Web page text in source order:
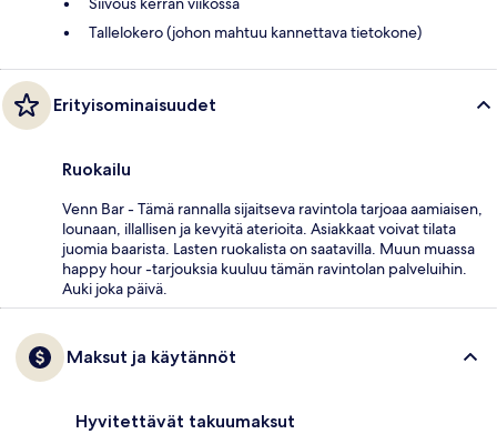
Tallelokero (johon mahtuu kannettava tietokone)
Erityisominaisuudet
Ruokailu
Venn Bar - Tämä rannalla sijaitseva ravintola tarjoaa aamiaisen,
lounaan, illallisen ja kevyitä aterioita. Asiakkaat voivat tilata
juomia baarista. Lasten ruokalista on saatavilla. Muun muassa
happy hour -tarjouksia kuuluu tämän ravintolan palveluihin.
Auki joka päivä.
Maksut ja käytännöt
Hyvitettävät takuumaksut